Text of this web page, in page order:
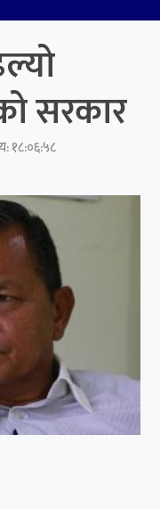
सरकार
१८:०६:५८